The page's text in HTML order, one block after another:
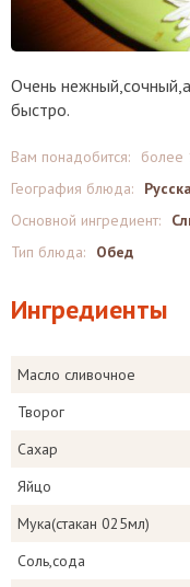
Очень
быстро.
Вам понадобится:
более
География блюда:
Основной ингредиент:
Тип блюда:
Обед
Ингредиенты
Масло сливочное
Творог
Сахар
Яйцо
Мука(стакан 025мл)
Соль,сода